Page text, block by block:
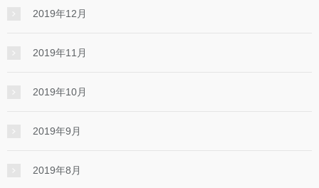
2019年12月
2019年11月
2019年10月
2019年9月
2019年8月